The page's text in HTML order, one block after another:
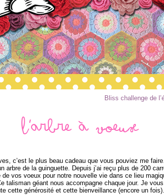
Bliss challenge de
L'arbre à voeux
c’est le plus beau cadeau que vous pouviez me
arbre de la guinguette. Depuis j’ai reçu plus de 200
vos voeux pour notre nouvelle vie dans ce lieu
talisman géant nous accompagne chaque jour. Je
cette générosité et cette bienveillance (encore un